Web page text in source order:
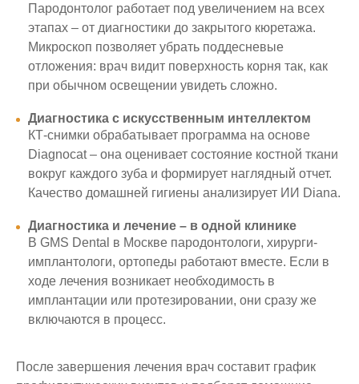
Пародонтолог работает под увеличением на всех
этапах – от диагностики до закрытого кюретажа.
Микроскоп позволяет убрать поддесневые
отложения: врач видит поверхность корня так, как
при обычном освещении увидеть сложно.
Диагностика с искусственным интеллектом
КТ-снимки обрабатывает программа на основе
Diagnocat – она оценивает состояние костной ткани
вокруг каждого зуба и формирует наглядный отчет.
Качество домашней гигиены анализирует ИИ Diana.
Диагностика и лечение – в одной клинике
В GMS Dental в Москве пародонтологи, хирурги-
имплантологи, ортопеды работают вместе. Если в
ходе лечения возникает необходимость в
имплантации или протезировании, они сразу же
включаются в процесс.
После завершения лечения врач составит график